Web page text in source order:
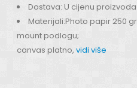
Dostava: U cijenu
Materijali:Photo papir 250
mount podlogu;
canvas platno, vidi više